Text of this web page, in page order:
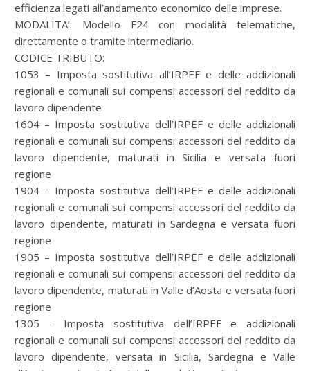
efficienza legati all’andamento economico delle imprese.
MODALITA’: Modello F24 con modalità telematiche,
direttamente o tramite intermediario.
CODICE TRIBUTO:
1053 – Imposta sostitutiva all’IRPEF e delle addizionali
regionali e comunali sui compensi accessori del reddito da
lavoro dipendente
1604 – Imposta sostitutiva dell’IRPEF e delle addizionali
regionali e comunali sui compensi accessori del reddito da
lavoro dipendente, maturati in Sicilia e versata fuori
regione
1904 – Imposta sostitutiva dell’IRPEF e delle addizionali
regionali e comunali sui compensi accessori del reddito da
lavoro dipendente, maturati in Sardegna e versata fuori
regione
1905 – Imposta sostitutiva dell’IRPEF e delle addizionali
regionali e comunali sui compensi accessori del reddito da
lavoro dipendente, maturati in Valle d’Aosta e versata fuori
regione
1305 – Imposta sostitutiva dell’IRPEF e addizionali
regionali e comunali sui compensi accessori del reddito da
lavoro dipendente, versata in Sicilia, Sardegna e Valle